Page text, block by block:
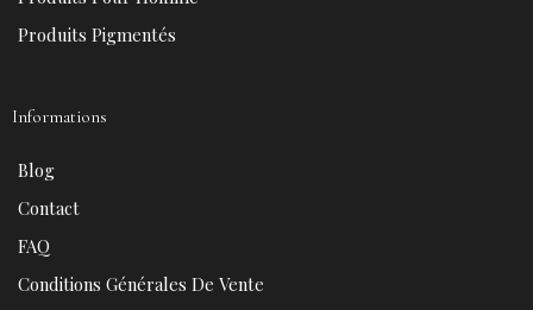
Produits Pigmentés
Informations
Blog
Contact
FAQ
Conditions Générales De Vente